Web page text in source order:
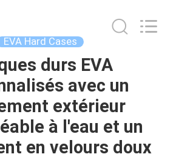
EVA Hard Cases
durs EVA
avec un
extérieur
à l'eau et un
en velours doux